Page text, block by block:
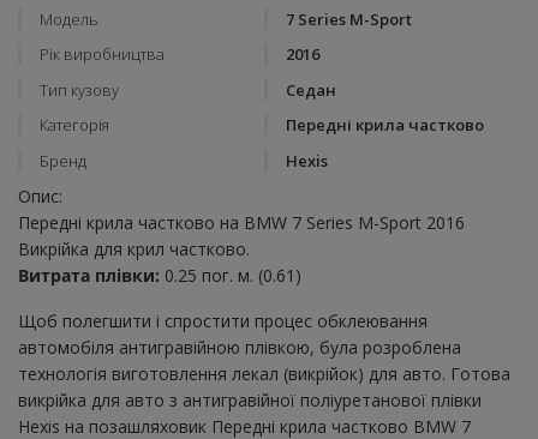
Модель
7 Series M-Sport
Рік виробництва
2016
Тип кузову
Седан
Категорія
Передні крила частково
Бренд
Hexis
Опис:
Передні крила частково на BMW 7 Series M-Sport 2016
Викрійка для крил частково.
Витрата плівки: 0.25 пог. м. (0.61)
Щоб полегшити і спростити процес обклеювання
автомобіля антигравійною плівкою, була розроблена
технологія виготовлення лекал (викрійок) для авто. Готова
викрійка для авто з антигравійної поліуретанової плівки
Hexis на позашляховик Передні крила частково BMW 7